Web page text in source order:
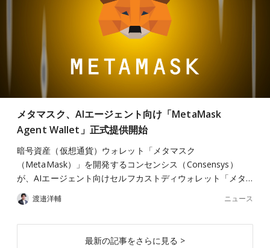
メタマスク、AIエージェント向け「MetaMask
Agent Wallet」正式提供開始
暗号資産（仮想通貨）ウォレット「メタマスク
（MetaMask）」を開発するコンセンシス（Consensys）
が、AIエージェント向けセルフカストディウォレット「メタ…
渡邉洋輔 ニュース
最新の記事をさらに見る >